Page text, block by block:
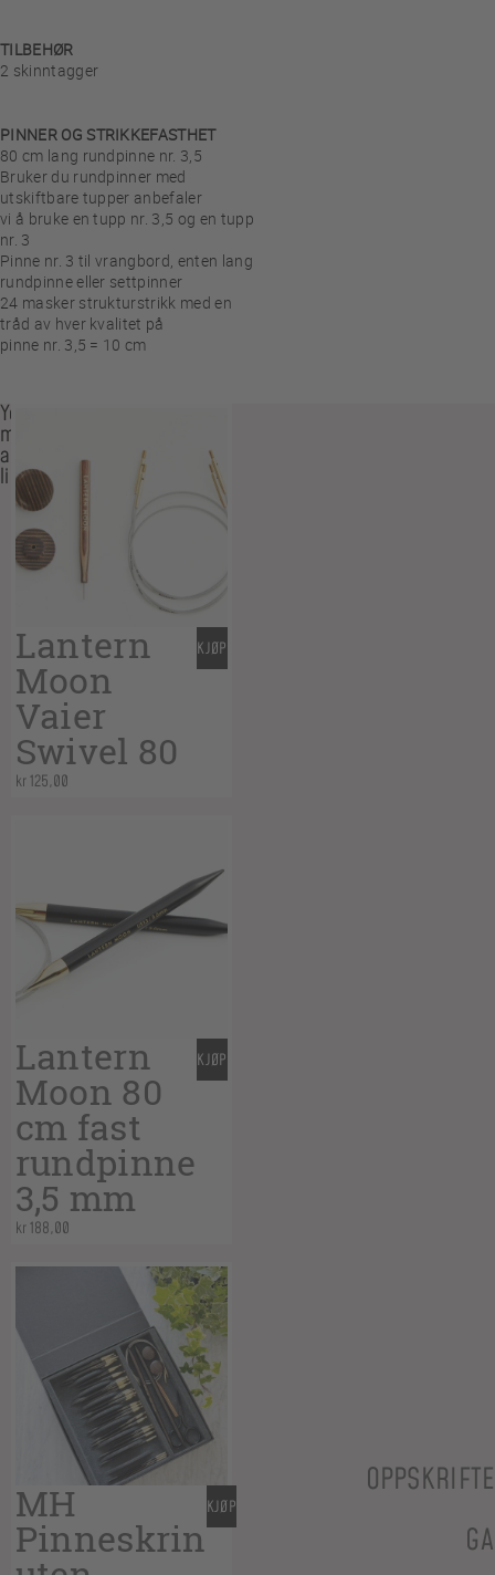
TILBEHØR
2 skinntagger
PINNER OG STRIKKEFASTHET
80 cm lang rundpinne nr. 3,5
Bruker du rundpinner med
utskiftbare tupper anbefaler
vi å bruke en tupp nr. 3,5 og en tupp
nr. 3
Pinne nr. 3 til vrangbord, enten lang
rundpinne eller settpinner
24 masker strukturstrikk med en
tråd av hver kvalitet på
pinne nr. 3,5 = 10 cm
You
may
also
like…
Lantern
Moon
Vaier
Swivel 80
kr125,00
KJØP
Lantern
Moon 80
cm fast
rundpinne
3,5 mm
kr188,00
KJØP
MH
Pinneskrin
KJØP